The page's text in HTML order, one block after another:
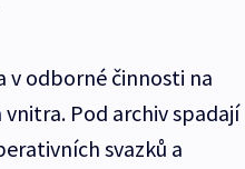
v odborné činnosti na
Pod archiv spadají
svazků a